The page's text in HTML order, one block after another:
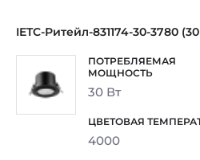
IETC-Ритейл-831174-30-3780
30 Вт
4000